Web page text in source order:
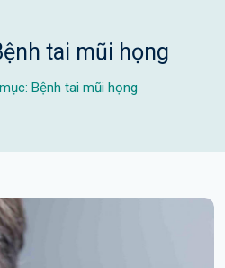
tai mũi họng
Bệnh tai mũi họng